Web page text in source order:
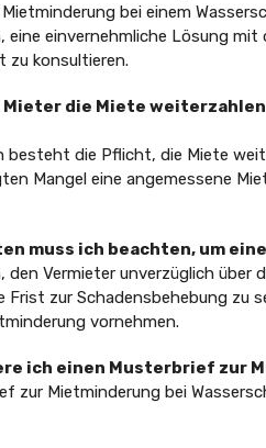
bei einem
eine einvernehmliche Lösung
zu konsultieren.
Mieter die Miete
besteht die Pflicht, die Miete
Mangel eine angemessene
muss ich beachten, um
den Vermieter unverzüglich über
Frist zur Schadensbehebung zu
vornehmen.
ich einen Musterbrief zur
zur Mietminderung bei